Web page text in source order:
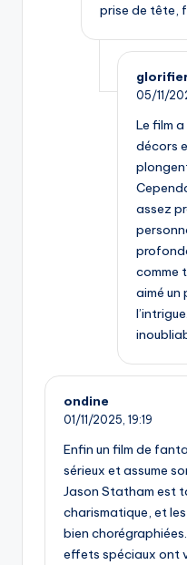
prise de tête,
05/11/
Le film
décors
assez
comme
aimé un
ondine
01/11/2025, 19:19
Enfin un film de
sérieux et assume
Jason Statham est
charismatique, et
bien
effets spéciaux ont